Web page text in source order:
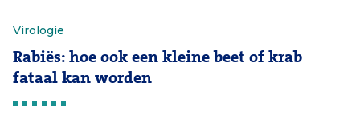
Virologie
Rabiës: hoe ook een kleine beet of krab
fataal kan worden